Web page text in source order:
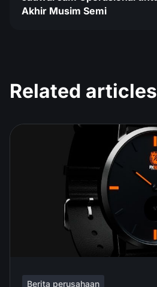
Akhir Musim Semi
Related articles
Berita perusahaan